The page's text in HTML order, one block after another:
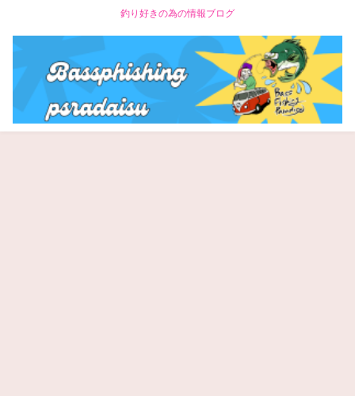
釣り好きの為の情報ブログ